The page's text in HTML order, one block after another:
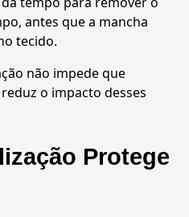
antes que a mancha
tecido.
não impede que
o impacto desses
Protege